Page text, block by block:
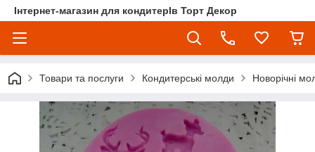
Інтернет-магазин для кондитерІв Торт Декор
Товари та послуги Кондитерські молди Новорічні